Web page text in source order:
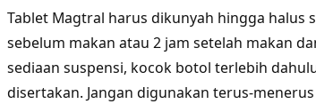
Tablet Magtral harus dikunyah hingga halus
sebelum makan atau 2 jam setelah makan
sediaan suspensi, kocok botol terlebih
disertakan. Jangan digunakan terus-